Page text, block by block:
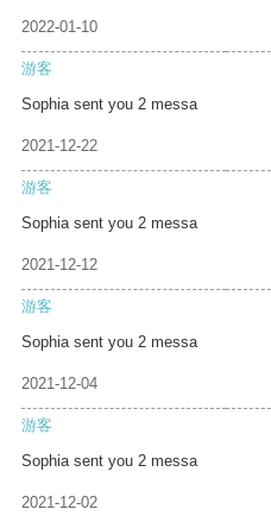
2022-01-10
游客
Sophia sent you 2 messa
2021-12-22
游客
Sophia sent you 2 messa
2021-12-12
游客
Sophia sent you 2 messa
2021-12-04
游客
Sophia sent you 2 messa
2021-12-02